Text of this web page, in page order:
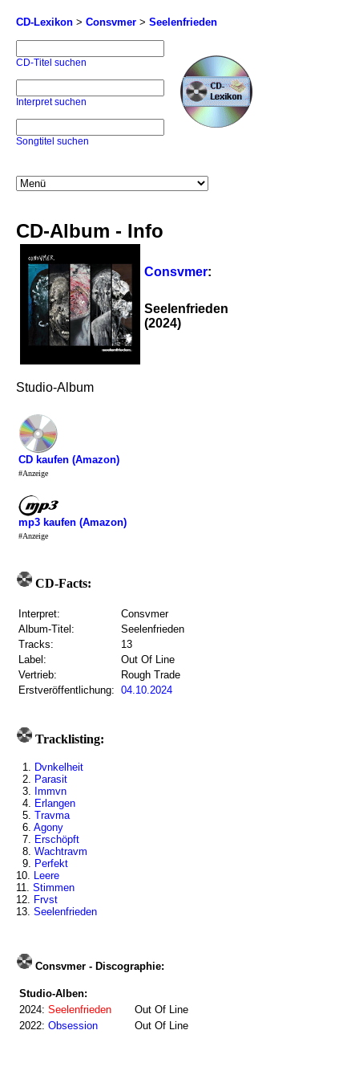
CD-Lexikon > Consvmer > Seelenfrieden
CD-Titel suchen
Interpret suchen
Songtitel suchen
CD-Album - Info
Consvmer:
Seelenfrieden
(2024)
Studio-Album
CD kaufen (Amazon)
#Anzeige
mp3 kaufen (Amazon)
#Anzeige
CD-Facts:
Interpret:
Consvmer
Album-Titel:
Seelenfrieden
Tracks:
13
Label:
Out Of Line
Vertrieb:
Rough Trade
Erstveröffentlichung: 04.10.2024
Tracklisting:
1. Dvnkelheit
2. Parasit
3. Immvn
4. Erlangen
5. Travma
6. Agony
7. Erschöpft
8. Wachtravm
9. Perfekt
10. Leere
11. Stimmen
12. Frvst
13. Seelenfrieden
Consvmer - Discographie:
Studio-Alben:
2024: Seelenfrieden
Out Of Line
2022: Obsession Out Of Line